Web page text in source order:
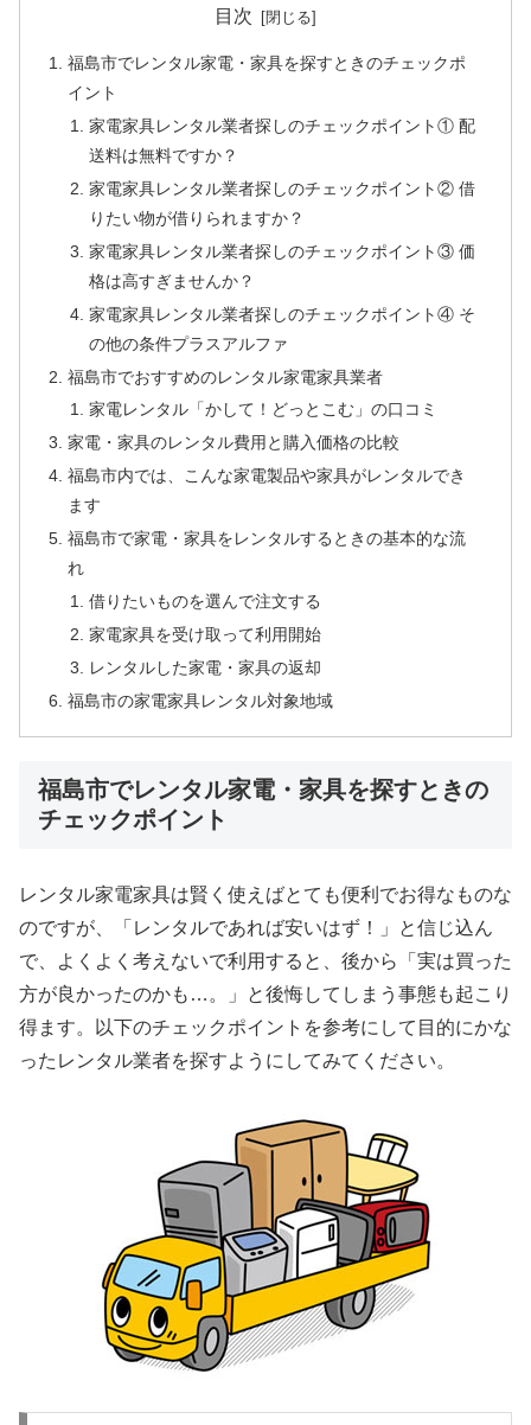
目次
福島市でレンタル家電・家具を探すときのチェックポ
イント
家電家具レンタル業者探しのチェックポイント① 配
送料は無料ですか？
家電家具レンタル業者探しのチェックポイント② 借
りたい物が借りられますか？
家電家具レンタル業者探しのチェックポイント③ 価
格は高すぎませんか？
家電家具レンタル業者探しのチェックポイント④ そ
の他の条件プラスアルファ
福島市でおすすめのレンタル家電家具業者
家電レンタル「かして！どっとこむ」の口コミ
家電・家具のレンタル費用と購入価格の比較
福島市内では、こんな家電製品や家具がレンタルでき
ます
福島市で家電・家具をレンタルするときの基本的な流
れ
借りたいものを選んで注文する
家電家具を受け取って利用開始
レンタルした家電・家具の返却
福島市の家電家具レンタル対象地域
福島市でレンタル家電・家具を探すときの
チェックポイント
レンタル家電家具は賢く使えばとても便利でお得なものな
のですが、「レンタルであれば安いはず！」と信じ込ん
で、よくよく考えないで利用すると、後から「実は買った
方が良かったのかも…。」と後悔してしまう事態も起こり
得ます。以下のチェックポイントを参考にして目的にかな
ったレンタル業者を探すようにしてみてください。